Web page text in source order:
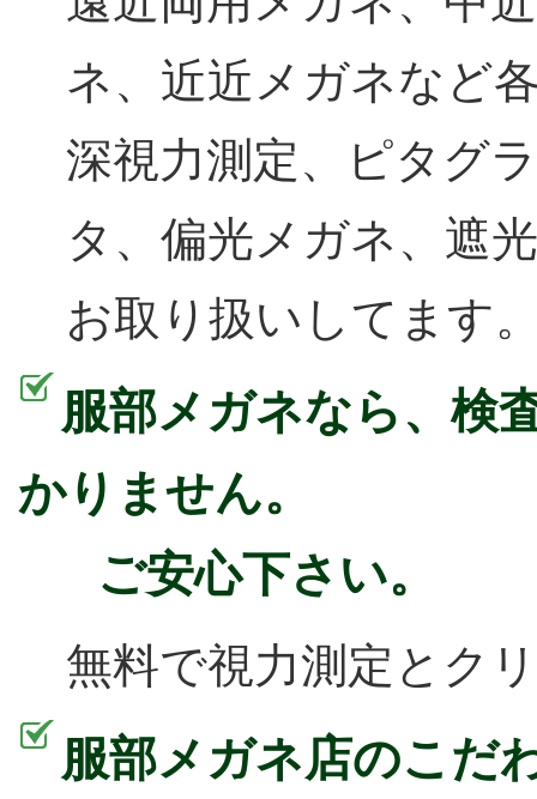
ネ、近近メガネなど
深視力測定、ピタグ
タ、偏光メガネ、遮
お取り扱いしてます
服部メガネなら、検
かりません。
ご安心下さい。
無料で視力測定とク
服部メガネ店のこだ